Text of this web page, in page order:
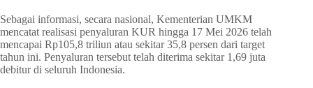
Sebagai informasi, secara nasional, Kementerian UMKM
mencatat realisasi penyaluran KUR hingga 17 Mei 2026 telah
mencapai Rp105,8 triliun atau sekitar 35,8 persen dari target
tahun ini. Penyaluran tersebut telah diterima sekitar 1,69 juta
debitur di seluruh Indonesia.